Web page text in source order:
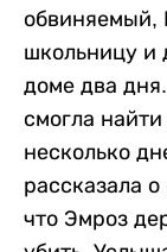
обвиняемый,
школьницу и
доме два
смогла
несколько
рассказала
что Эмроз